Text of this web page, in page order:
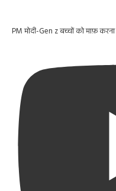
PM मोदी-Gen z बच्चों को माफ़ करना